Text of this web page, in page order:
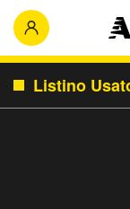
Listino